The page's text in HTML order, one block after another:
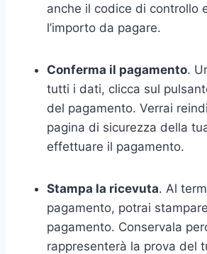
anche il codice di controllo
l’importo da pagare.
Conferma il pagamento.
tutti i dati, clicca sul
del pagamento. Verrai
pagina di sicurezza della
effettuare il pagamento.
Stampa la ricevuta. Al
pagamento, potrai
pagamento. Conservala
rappresenterà la prova del